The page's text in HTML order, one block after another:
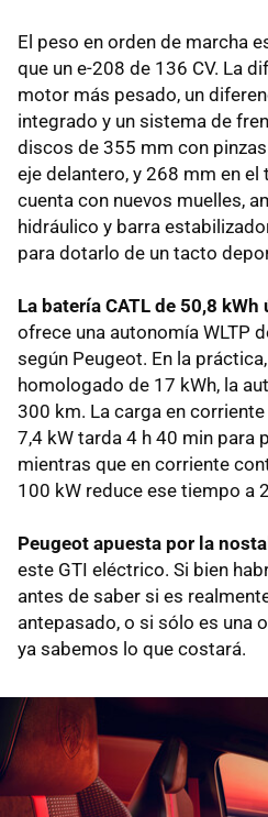
El peso en orden de marcha
que un e-208 de 136 CV. La
motor más pesado, un
integrado y un sistema de
discos de 355 mm con
eje delantero, y 268 mm en
cuenta con nuevos muelles,
hidráulico y barra
para dotarlo de un tacto
La batería CATL de 50,8 kWh
ofrece una autonomía WLTP
según Peugeot. En la
homologado de 17 kWh, la
300 km. La carga en
7,4 kW tarda 4 h 40 min para
mientras que en corriente
100 kW reduce ese tiempo a
Peugeot apuesta por la
este GTI eléctrico. Si bien
antes de saber si es
antepasado, o si sólo es una
ya sabemos lo que costará.